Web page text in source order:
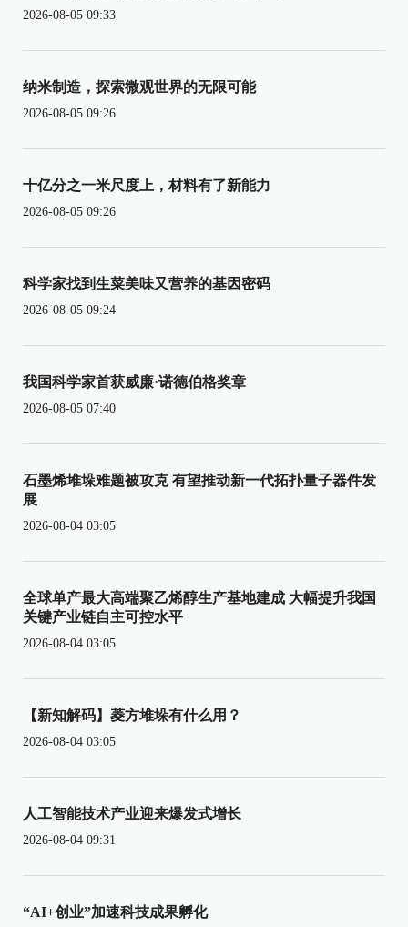
2026-08-05 09:33
纳米制造，探索微观世界的无限可能
2026-08-05 09:26
十亿分之一米尺度上，材料有了新能力
2026-08-05 09:26
科学家找到生菜美味又营养的基因密码
2026-08-05 09:24
我国科学家首获威廉·诺德伯格奖章
2026-08-05 07:40
石墨烯堆垛难题被攻克 有望推动新一代拓扑量子器件发
展
2026-08-04 03:05
全球单产最大高端聚乙烯醇生产基地建成 大幅提升我国
关键产业链自主可控水平
2026-08-04 03:05
【新知解码】菱方堆垛有什么用？
2026-08-04 03:05
人工智能技术产业迎来爆发式增长
2026-08-04 09:31
“AI+创业”加速科技成果孵化